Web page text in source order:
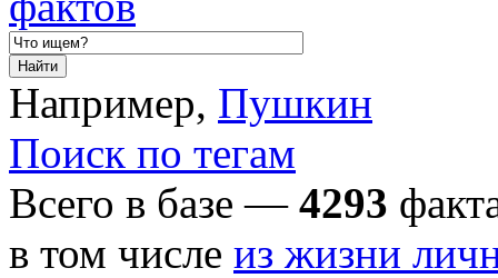
Например, Пушкин
Поиск по тегам
Всего в базе — 4293
в том числе из жизни